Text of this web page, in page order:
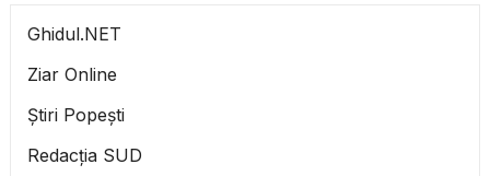
Ghidul.NET
Ziar Online
Știri Popești
Redacția SUD